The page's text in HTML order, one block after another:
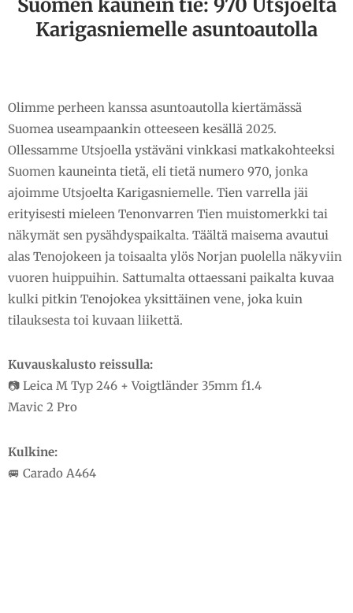
Karigasniemelle asuntoautolla
Olimme perheen kanssa asuntoautolla kiertämässä
Suomea useampaankin otteeseen kesällä 2025.
Ollessamme Utsjoella ystäväni vinkkasi matkakohteeksi
Suomen kauneinta tietä, eli tietä numero 970, jonka
ajoimme Utsjoelta Karigasniemelle. Tien varrella jäi
erityisesti mieleen Tenonvarren Tien muistomerkki tai
näkymät sen pysähdyspaikalta. Täältä maisema avautui
alas Tenojokeen ja toisaalta ylös Norjan puolella näkyviin
vuoren huippuihin. Sattumalta ottaessani paikalta kuvaa
kulki pitkin Tenojokea yksittäinen vene, joka kuin
tilauksesta toi kuvaan liikettä.
Kuvauskalusto reissulla:
📷 Leica M Typ 246 + Voigtländer 35mm f1.4
Mavic 2 Pro
Kulkine:
🚐 Carado A464